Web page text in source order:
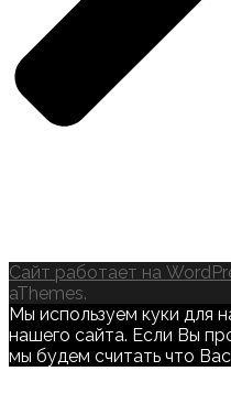
Сайт работает на
aThemes.
Мы используем куки для
нашего сайта. Если Вы
мы будем считать что